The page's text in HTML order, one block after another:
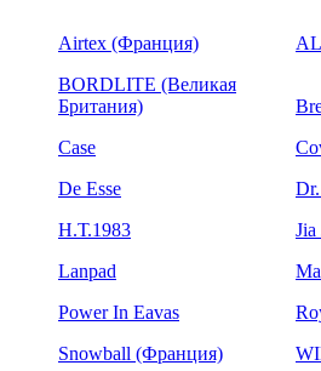
Airtex (Франция)
BORDLITE (Великая
Британия)
Case
De Esse
H.Т.1983
Jia
Lanpad
Power In Eavas
Snowball (Франция)